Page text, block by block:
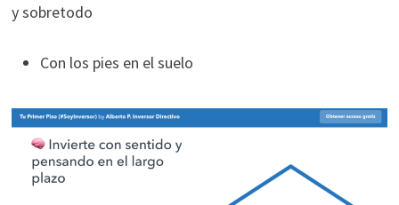
y sobretodo
Con los pies en el suelo